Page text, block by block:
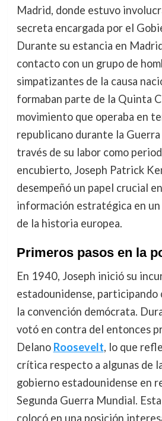
Madrid, donde estuvo
secreta encargada por el
Durante su estancia en
contacto con un grupo de
simpatizantes de la causa
formaban parte de la Quinta
movimiento que operaba en
republicano durante la
través de su labor como
encubierto, Joseph Patrick
desempeñó un papel crucial
información estratégica en
de la historia europea.
Primeros pasos en la
En 1940, Joseph inició su
estadounidense, participando
la convención demócrata.
votó en contra del entonces
Delano Roosevelt, lo que
crítica respecto a algunas de
gobierno estadounidense en
Segunda Guerra Mundial.
colocó en una posición